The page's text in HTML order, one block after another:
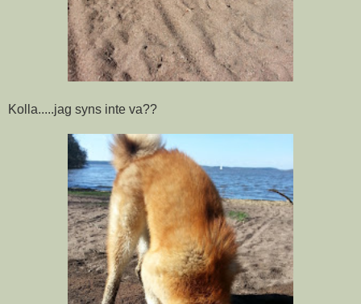
Kolla.....jag syns inte va??